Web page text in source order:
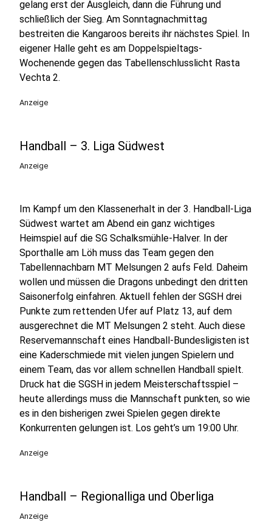
gelang erst der Ausgleich, dann die Führung und
schließlich der Sieg. Am Sonntagnachmittag
bestreiten die Kangaroos bereits ihr nächstes Spiel. In
eigener Halle geht es am Doppelspieltags-
Wochenende gegen das Tabellenschlusslicht Rasta
Vechta 2.
Anzeige
Handball – 3. Liga Südwest
Anzeige
Im Kampf um den Klassenerhalt in der 3. Handball-Liga
Südwest wartet am Abend ein ganz wichtiges
Heimspiel auf die SG Schalksmühle-Halver. In der
Sporthalle am Löh muss das Team gegen den
Tabellennachbarn MT Melsungen 2 aufs Feld. Daheim
wollen und müssen die Dragons unbedingt den dritten
Saisonerfolg einfahren. Aktuell fehlen der SGSH drei
Punkte zum rettenden Ufer auf Platz 13, auf dem
ausgerechnet die MT Melsungen 2 steht. Auch diese
Reservemannschaft eines Handball-Bundesligisten ist
eine Kaderschmiede mit vielen jungen Spielern und
einem Team, das vor allem schnellen Handball spielt.
Druck hat die SGSH in jedem Meisterschaftsspiel –
heute allerdings muss die Mannschaft punkten, so wie
es in den bisherigen zwei Spielen gegen direkte
Konkurrenten gelungen ist. Los geht’s um 19:00 Uhr.
Anzeige
Handball – Regionalliga und Oberliga
Anzeige